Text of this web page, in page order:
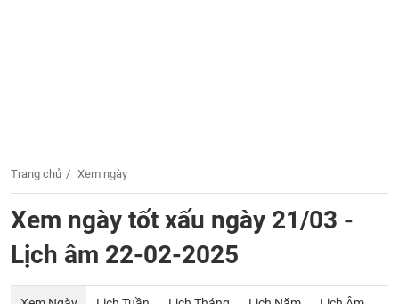
Trang chủ Xem ngày
Xem ngày tốt xấu ngày 21/03 -
Lịch âm 22-02-2025